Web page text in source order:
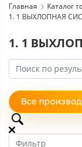
Главная Каталог
1. 1 ВЫХЛОПНАЯ
1. 1
Все